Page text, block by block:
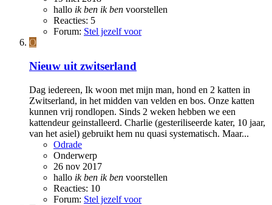
hallo ik ben ik ben voorstellen
Reacties: 5
Forum: Stel jezelf voor
O
Nieuw uit zwitserland
Dag iedereen, Ik woon met mijn man, hond en 2 katten in
Zwitserland, in het midden van velden en bos. Onze katten
kunnen vrij rondlopen. Sinds 2 weken hebben we een
kattendeur geinstalleerd. Charlie (gesteriliseerde kater, 10 jaar,
van het asiel) gebruikt hem nu quasi systematisch. Maar...
Odrade
Onderwerp
26 nov 2017
hallo ik ben ik ben voorstellen
Reacties: 10
Forum: Stel jezelf voor